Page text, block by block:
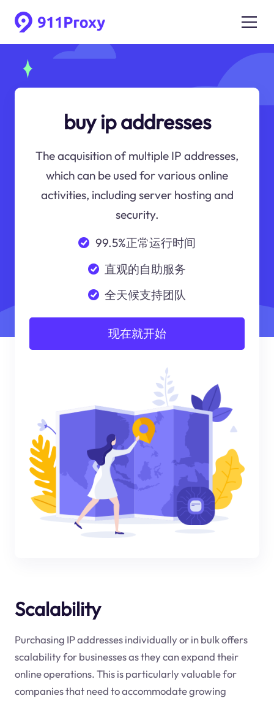
buy ip addresses
The acquisition of multiple IP addresses,
which can be used for various online
activities, including server hosting and
security.
99.5%正常运行时间
直观的自助服务
全天候支持团队
现在就开始
Scalability
Purchasing IP addresses individually or in bulk offers
scalability for businesses as they can expand their
online operations. This is particularly valuable for
companies that need to accommodate growing